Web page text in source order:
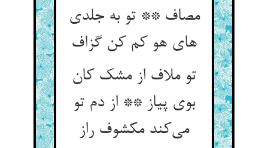
مصاف ** تو به جلدی
های هو کم کن گزاف
تو ملاف از مشک کان
بوی پیاز ** از دم تو
می‌کند مکشوف راز